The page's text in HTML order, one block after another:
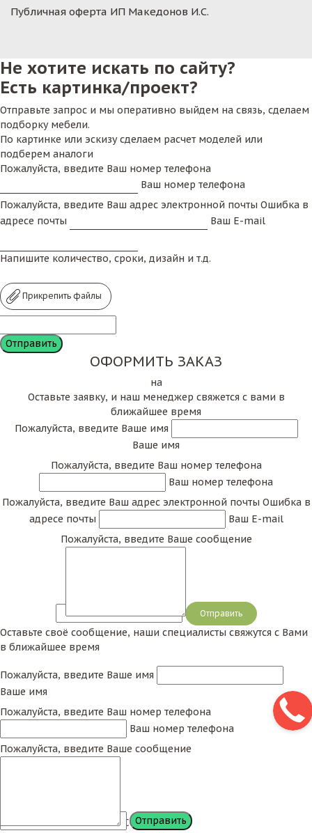
Публичная оферта ИП Македонов И.С.
Не хотите искать по сайту?
Есть картинка/проект?
Отправьте запрос и мы оперативно выйдем на связь, сделаем
подборку мебели.
По картинке или эскизу сделаем расчет моделей или
подберем аналоги
Пожалуйста, введите Ваш номер телефона
Ваш номер телефона
Пожалуйста, введите Ваш адрес электронной почты Ошибка в
адресе почты
Ваш E-mail
Напишите количество, сроки, дизайн и т.д.
Прикрепить файлы
ОФОРМИТЬ ЗАКАЗ
на
Оставьте заявку, и наш менеджер свяжется с вами в
ближайшее время
Пожалуйста, введите Ваше имя
Ваше имя
Пожалуйста, введите Ваш номер телефона
Ваш номер телефона
Пожалуйста, введите Ваш адрес электронной почты Ошибка в
адресе почты
Ваш E-mail
Пожалуйста, введите Ваше сообщение
Сообщение
Оставьте своё сообщение, наши специалисты свяжутся с Вами
в ближайшее время
Пожалуйста, введите Ваше имя
Ваше имя
Пожалуйста, введите Ваш номер телефона
Ваш номер телефона
Пожалуйста, введите Ваше сообщение
Сообщение